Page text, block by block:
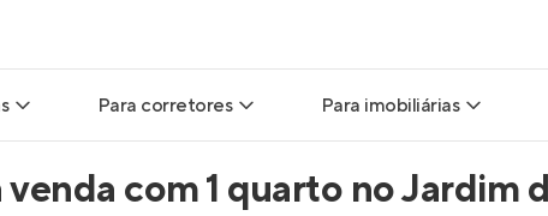
Para corretores
Leads para Corretores
Para imobiliárias
Leads para Imobiliárias
com 1 quarto no Jardim